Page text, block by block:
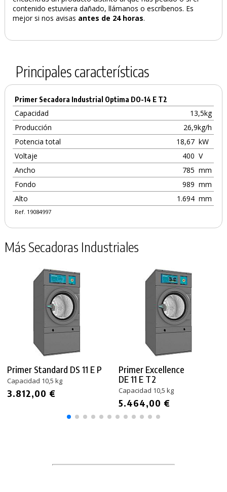
contenido estuviera dañado, llámanos o escríbenos. Es
mejor si nos avisas antes de 24 horas.
Principales características
Primer Secadora Industrial Optima DO-14 E T2
Capacidad
13,5kg
Producción
26,9kg/h
Potencia total
18,67 kW
Voltaje
400 V
Ancho
785 mm
Fondo
989 mm
Alto
1.694 mm
Ref. 19084997
Más Secadoras Industriales
Primer Standard DS 11 E P
Capacidad 10,5 kg
3.812,00 €
Primer Excellence
DE 11 E T2
Capacidad 10,5 kg
5.464,00 €